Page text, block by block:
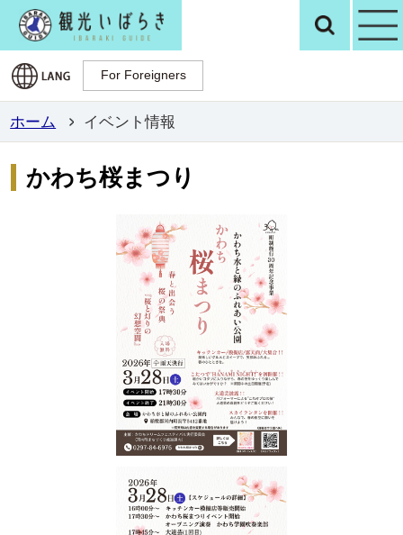
観光いばらき検
For Foreigners
For Foreigners
ホーム イベント情報
かわち桜まつり